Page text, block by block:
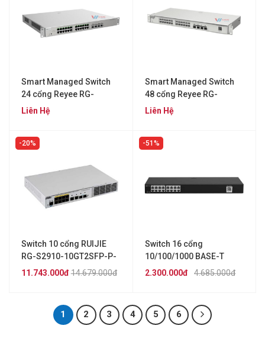
Smart Managed Switch
24 cổng Reyee RG-
NBS5200-24GT4XS-P
Liên Hệ
Smart Managed Switch
48 cổng Reyee RG-
NBS5200-48GT4XS-UP
Liên Hệ
20%
Switch 10 cổng RUIJIE
RG-S2910-10GT2SFP-P-
E chính hãng14.679.000đ
11.743.000đ
51%
Switch 16 cổng
10/100/1000 BASE-T
RUIJIE REYEE RG-4.685.000đ
2.300.000đ
1 2 3 4 5 6